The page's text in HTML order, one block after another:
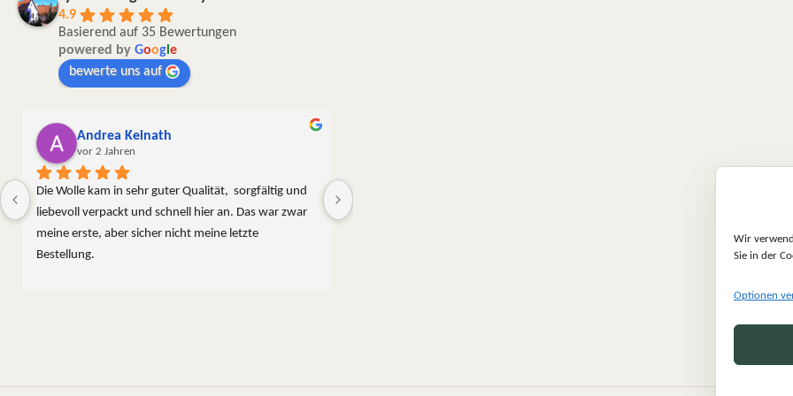
Wir
Sie in der
Optionen
4.9
Basierend auf 35 Bewertungen
powered by Goog e
bewerte uns auf
Andrea Keinath
vor 2 Jahren
Die Wolle kam in sehr guter Qualität,  sorgfältig und
liebevoll verpackt und schnell hier an. Das war zwar
meine erste, aber sicher nicht meine letzte
Bestellung.
Ich habe mir bei
Paket war super,
Farbauswahl. Das